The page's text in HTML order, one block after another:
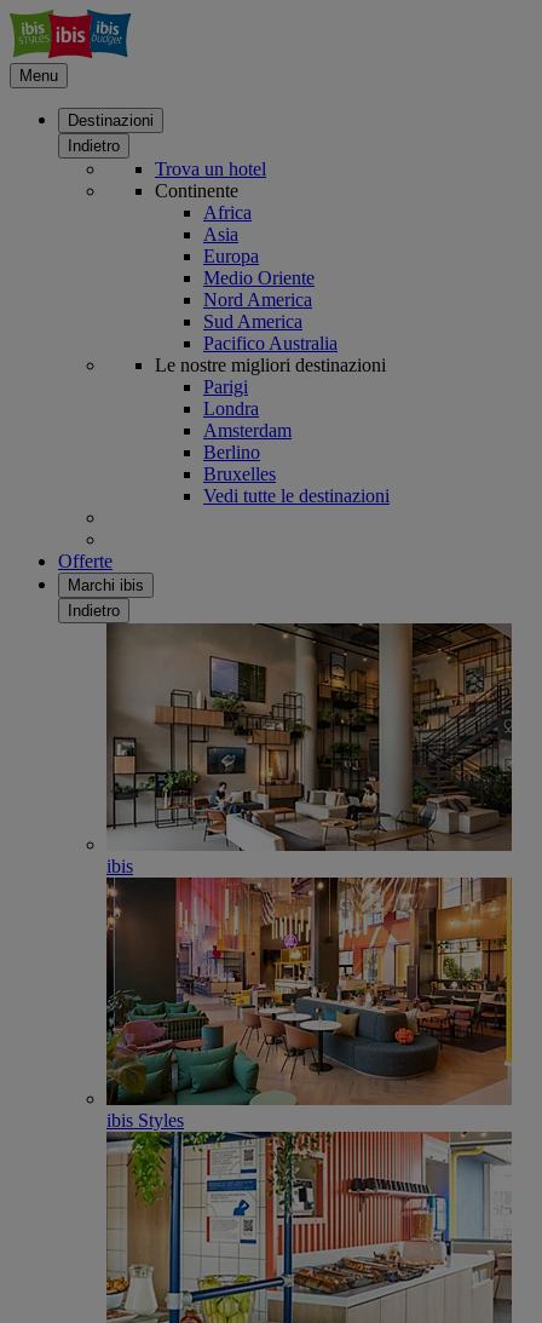
Menu
Destinazioni
Indietro
Trova un hotel
Continente
Africa
Asia
Europa
Medio Oriente
Nord America
Sud America
Pacifico Australia
Le nostre migliori destinazioni
Parigi
Londra
Amsterdam
Berlino
Bruxelles
Vedi tutte le destinazioni
Offerte
Marchi ibis
Indietro
ibis
ibis Styles